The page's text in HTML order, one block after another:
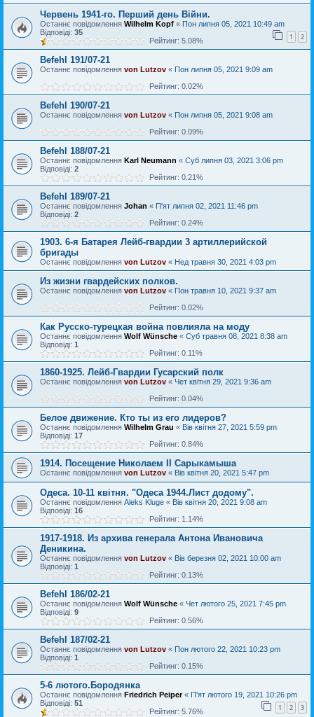
Червень 1941-го. Перший день Війни.
Останнє повідомлення Wilhelm Kopf « Пон липня 05, 2021 10:49 am
Відповіді: 35 1 2
Рейтинг: 5.08%
Befehl 191/07-21
Останнє повідомлення von Lutzov « Пон липня 05, 2021 9:09 am
Рейтинг: 0.02%
Befehl 190/07-21
Останнє повідомлення von Lutzov « Пон липня 05, 2021 9:08 am
Рейтинг: 0.09%
Befehl 188/07-21
Останнє повідомлення Karl Neumann « Суб липня 03, 2021 3:06 pm
Відповіді: 2
Рейтинг: 0.21%
Befehl 189/07-21
Останнє повідомлення Johan « П'ят липня 02, 2021 11:46 pm
Відповіді: 2
Рейтинг: 0.24%
1903. 6-я Батарея Лейб-гвардии 3 артиллерийской
бригады
Останнє повідомлення von Lutzov « Нед травня 30, 2021 4:03 pm
Из жизни гвардейских полков.
Останнє повідомлення von Lutzov « Пон травня 10, 2021 9:37 am
Рейтинг: 0.02%
Как Русско-турецкая война повлияла на моду
Останнє повідомлення Wolf Wünsche « Суб травня 08, 2021 8:38 am
Відповіді: 1
Рейтинг: 0.11%
1860-1925. Лейб-Гвардии Гусарский полк
Останнє повідомлення von Lutzov « Чет квітня 29, 2021 9:36 am
Рейтинг: 0.04%
Белое движение. Кто ты из его лидеров?
Останнє повідомлення Wilhelm Grau « Вів квітня 27, 2021 5:59 pm
Відповіді: 17
Рейтинг: 0.84%
1914. Посещение Николаем II Сарыкамыша
Останнє повідомлення von Lutzov « Вів квітня 20, 2021 5:47 pm
Одеса. 10-11 квітня. "Одеса 1944.Лист додому".
Останнє повідомлення Aleks Kluge « Вів квітня 20, 2021 9:08 am
Відповіді: 16
Рейтинг: 1.14%
1917-1918. Из архива генерала Антона Ивановича
Деникина.
Останнє повідомлення von Lutzov « Вів березня 02, 2021 10:00 am
Відповіді: 1
Рейтинг: 0.13%
Befehl 186/02-21
Останнє повідомлення Wolf Wünsche « Чет лютого 25, 2021 7:45 pm
Відповіді: 9
Рейтинг: 0.56%
Befehl 187/02-21
Останнє повідомлення von Lutzov « Пон лютого 22, 2021 10:23 pm
Відповіді: 1
Рейтинг: 0.15%
5-6 лютого.Бородянка
Останнє повідомлення Friedrich Peiper« П'ят лютого 19, 2021 10:26 pm
Відповіді: 51 1 2 3
Рейтинг: 5.76%